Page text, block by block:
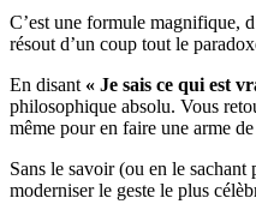
C’est une formule magnifique,
résout d’un coup tout le
En disant « Je sais ce qui est
philosophique absolu. Vous
même pour en faire une arme
Sans le savoir (ou en le
moderniser le geste le plus